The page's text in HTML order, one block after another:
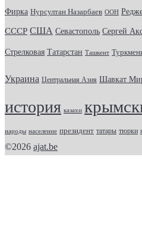
Фирка Нурсултан Назарбаев ООН
СССР США Севастополь Сергей
Стрелковая Татарстан Ташкент
Украина Центральная Азия Шавкат
история казахи
народы население президент татары тюрки
©2026 ajat.be